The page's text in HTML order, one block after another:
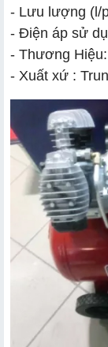
- Lưu lượng (l/
- Điện áp sử
- Thương
- Xuất xứ :